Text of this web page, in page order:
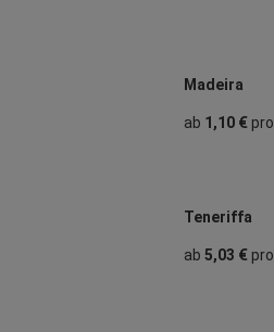
Madeira
ab 1,10 €pro
Teneriffa
ab 5,03 €pro